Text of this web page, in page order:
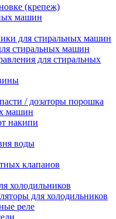
(крепеж)
машин
для стиральных машин
стиральных машин
для стиральных
/ дозаторы порошка
машин
накипи
воды
клапанов
холодильников
для холодильников
реле